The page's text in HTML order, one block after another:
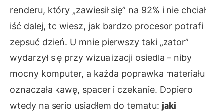
renderu, który „zawiesił się” na 92% i nie chciał
iść dalej, to wiesz, jak bardzo procesor potrafi
zepsuć dzień. U mnie pierwszy taki „zator”
wydarzył się przy wizualizacji osiedla – niby
mocny komputer, a każda poprawka materiału
oznaczała kawę, spacer i czekanie. Dopiero
wtedy na serio usiadłem do tematu: jaki